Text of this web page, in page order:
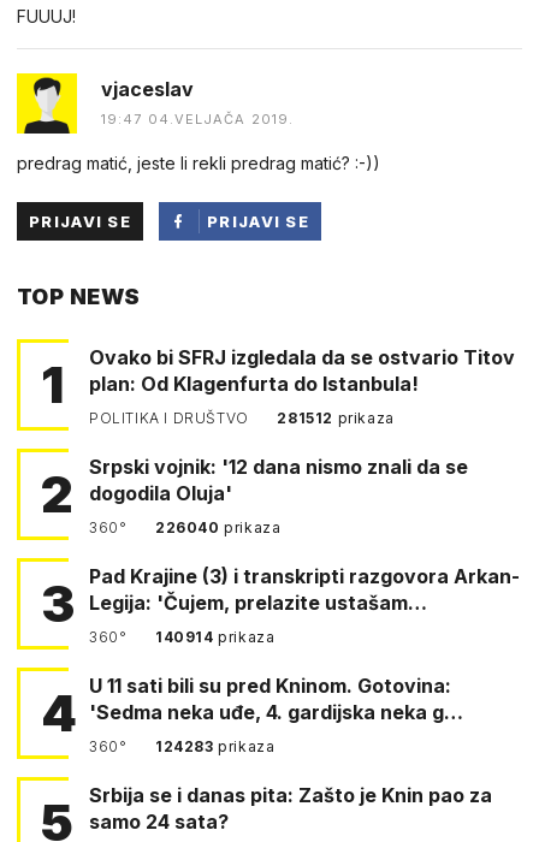
FUUUJ!
vjaceslav
19:47 04.VELJAČA 2019.
predrag matić, jeste li rekli predrag matić? :-))
PRIJAVI SE
PRIJAVI SE
TOP NEWS
1
Ovako bi SFRJ izgledala da se ostvario Titov
plan: Od Klagenfurta do Istanbula!
POLITIKA I DRUŠTVO 281512 prikaza
2
Srpski vojnik: '12 dana nismo znali da se
dogodila Oluja'
360° 226040prikaza
3
Pad Krajine (3) i transkripti razgovora Arkan-
Legija: 'Čujem, prelazite ustašam…
360° 140914prikaza
4 U 11 sati bili su pred Kninom. Gotovina:
'Sedma neka uđe, 4. gardijska neka g…
360° 124283prikaza
5
Srbija se i danas pita: Zašto je Knin pao za
samo 24 sata?